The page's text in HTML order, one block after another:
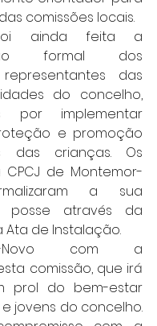
comissões locais.
ainda feita a
formal dos
representantes das
do concelho,
por implementar
e promoção
das crianças. Os
de Montemor-
a sua
através da
Ata de Instalação.
o-Novo com a
comissão, que irá
prol do bem-estar
jovens do concelho.